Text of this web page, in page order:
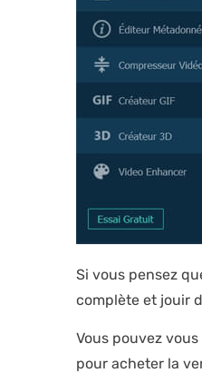
Si vous pensez
complète et jouir
Vous pouvez
pour acheter la